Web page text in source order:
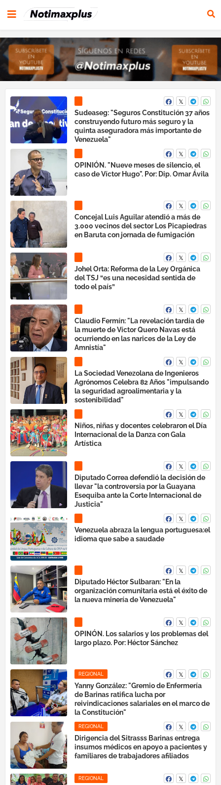
Sudeaseg: "Seguros Constitución 37 años
construyendo futuro más seguro y la
quinta aseguradora más importante de
Venezuela"
OPINIÓN. "Nueve meses de silencio, el
caso de Víctor Hugo". Por: Dip. Omar Ávila
Concejal Luis Aguilar atendió a más de
3.000 vecinos del sector Los Picapiedras
en Baruta con jornada de fumigación
Johel Orta: Reforma de la Ley Orgánica
del TSJ “es una necesidad sentida de
todo el país”
Claudio Fermín: "La revelación tardía de
la muerte de Víctor Quero Navas está
ocurriendo en las narices de la Ley de
Amnistía"
La Sociedad Venezolana de Ingenieros
Agrónomos Celebra 82 Años "impulsando
la seguridad agroalimentaria y la
sostenibilidad"
‎Niños, niñas y docentes celebraron el Día
Internacional de la Danza con Gala
Diputado Correa defendió la decisión de
llevar "la controversia por la Guayana
Esequiba ante la Corte Internacional de
Justicia"
Venezuela abraza la lengua portuguesa:el
idioma que sabe a saudade
Diputado Héctor Sulbaran: "En la
organización comunitaria está el éxito de
la nueva minería de Venezuela"
OPINÓN. Los salarios y los problemas del
largo plazo. Por: Héctor Sánchez
REGIONAL
Yanny González: "Gremio de Enfermería
de Barinas ratifica lucha por
reivindicaciones salariales en el marco de
la Constitución"
REGIONAL
Dirigencia del Sitrasss Barinas entrega
insumos médicos en apoyo a pacientes y
familiares de trabajadores afiliados
REGIONAL